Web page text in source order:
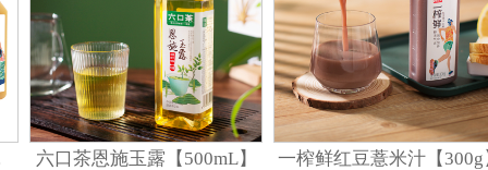
六口茶恩施玉露【500mL】 一榨鲜红豆薏米汁【300g